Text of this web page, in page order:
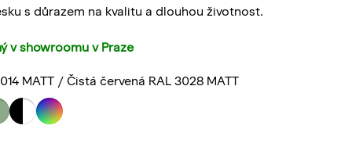
s důrazem na kvalitu a dlouhou životnost.
vshowroomu v Praze
MATT / Čistá červená RAL 3028 MATT